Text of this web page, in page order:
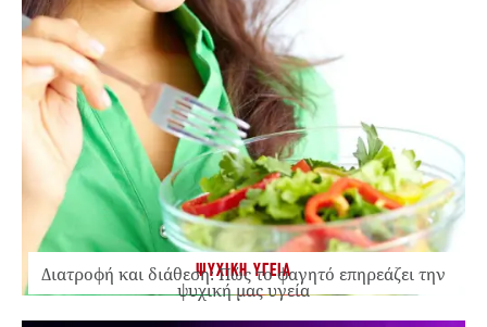
ΨΥΧΙΚΗ ΥΓΕΙΑ
Διατροφή και διάθεση: Πώς το φαγητό επηρεάζει την
ψυχική μας υγεία